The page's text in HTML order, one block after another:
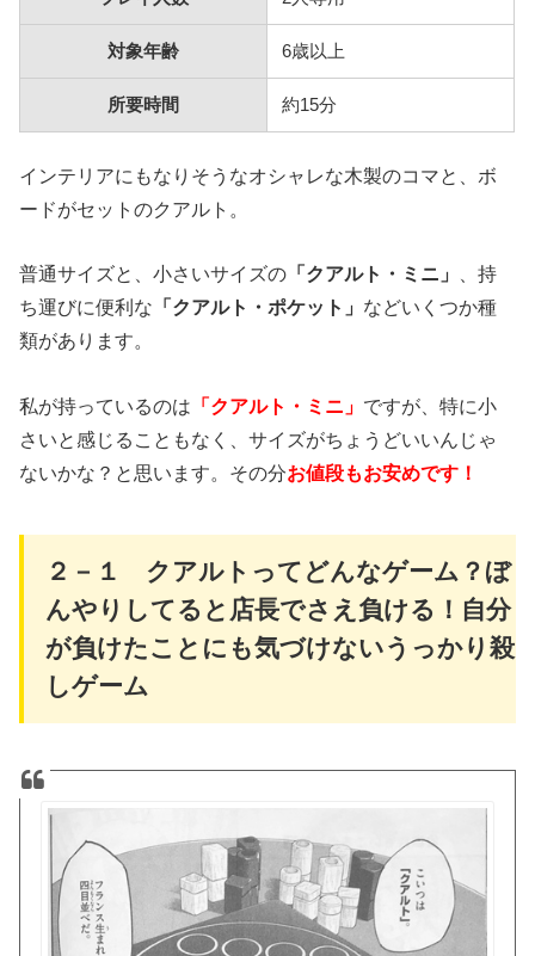
対象年齢 6歳以上
所要時間 約15分
インテリアにもなりそうなオシャレな木製のコマと、ボ
ードがセットのクアルト。
普通サイズと、小さいサイズの 「クアルト・ミニ」
、持
ち運びに便利な 「クアルト・ポケット」 などいくつか種
類があります。
私が持っているのは 「クアルト・ミニ」 ですが、特に小
さいと感じることもなく、サイズがちょうどいいんじゃ
ないかな？と思います。その分お値段もお安めです！
２－１ クアルトってどんなゲーム？ぼ
んやりしてると店長でさえ負ける！自分
が負けたことにも気づけないうっかり殺
しゲーム